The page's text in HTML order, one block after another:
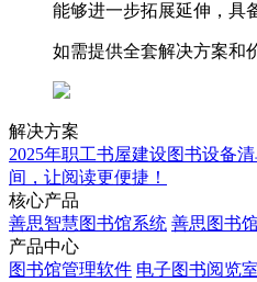
能够进一步拓展延伸，具
如需提供全套解决方案和
解决方案
2025年职工书屋建设图书设备
间，让阅读更便捷！
核心产品
善思智慧图书馆系统 善思图书
产品中心
图书馆管理软件 电子图书阅览室